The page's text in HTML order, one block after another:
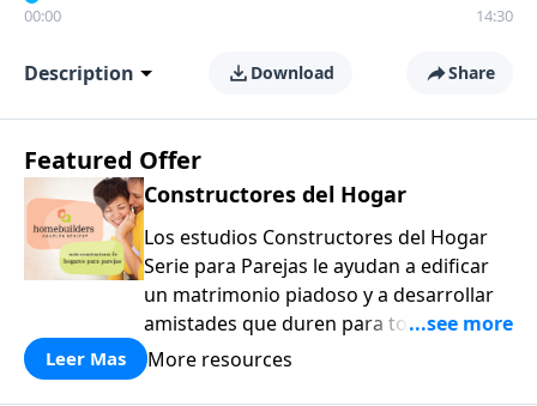
00:00 14:30
Description Download Share
Featured Offer
Constructores del Hogar
Los estudios Constructores del Hogar
Serie para Parejas le ayudan a edificar
un matrimonio piadoso y a desarrollar
amistades que duren para toda la vida.
¡Únase a uno de los estudios de grupos
Leer Mas More resources